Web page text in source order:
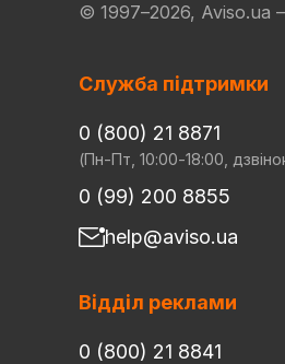
© 1997–2026, Aviso.ua
Служба підтримки
0 (800) 21 8871
(Пн-Пт, 10:00-18:00,
0 (99) 200 8855
help@aviso.ua
Відділ реклами
0 (800) 21 8841